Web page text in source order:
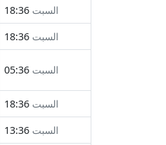
السبت 18:36
السبت 18:36
السبت 05:36
السبت 18:36
السبت 13:36